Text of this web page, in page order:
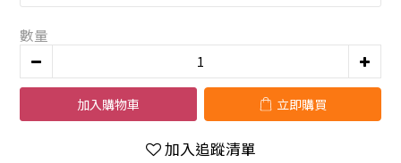
數量
加入購物車 立即購買
加入追蹤清單